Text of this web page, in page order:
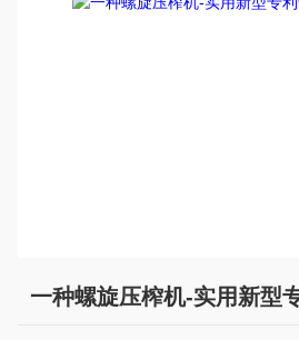
一种螺旋压榨机-实用新型